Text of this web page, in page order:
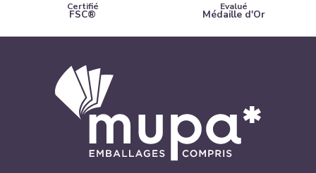
Certifié
FSC®
Evalué
Médaille d'Or